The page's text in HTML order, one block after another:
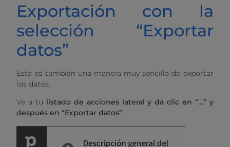
Exportación con la
selección “Exportar
datos”
Esta es también una manera muy sencilla de exportar
los datos.
Ve a tu listado de acciones lateral y da clic en “…” y
después en “Exportar datos”.